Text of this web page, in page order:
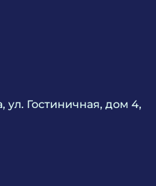
ул. Гостиничная, дом 4,